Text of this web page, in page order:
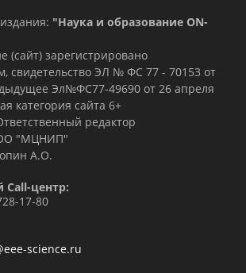
"Наука и образование ON-
(сайт) зарегистрировано
свидетельство ЭЛ № ФС 77 - 70153 от
Эл№ФC77-49690 от 26 апреля
категория сайта 6+
редактор
"МЦНИП"
А.О.
Call-центр:
17-80
science.ru